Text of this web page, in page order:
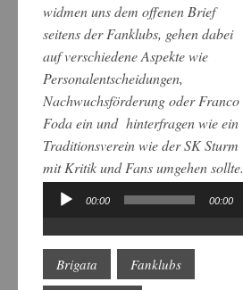
widmen uns dem offenen Brief
seitens der Fanklubs, gehen dabei
auf verschiedene Aspekte wie
Personalentscheidungen,
Nachwuchsförderung oder Franco
Foda ein und hinterfragen wie ein
Traditionsverein wie der SK Sturm
mit Kritik und Fans umgehen sollte.
Audio-
00:00 00:00
Brigata Fanklubs